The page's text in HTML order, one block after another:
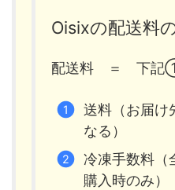
Oisixの配送料
配送料 ＝ 下記
送料（お届け
なる）
冷凍手数料（
購入時のみ）